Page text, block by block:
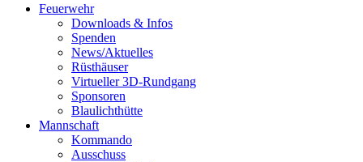
Feuerwehr
Downloads & Infos
Spenden
News/Aktuelles
Rüsthäuser
Virtueller 3D-Rundgang
Sponsoren
Blaulichthütte
Mannschaft
Kommando
Ausschuss